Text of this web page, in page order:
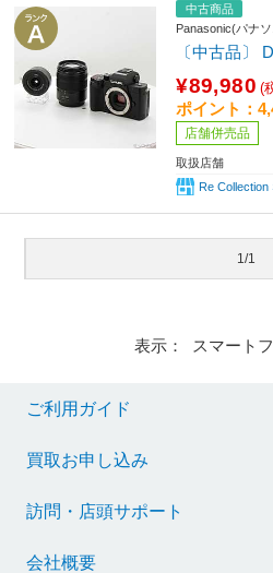
中古商品
Panasonic(パナ
〔中古品〕
¥89,980 (
ポイント：
店舗併売品
取扱店舗
Re Collection
1/1
表示： スマート
ご利用ガイド
買取お申し込み
訪問・店頭サポート
会社概要